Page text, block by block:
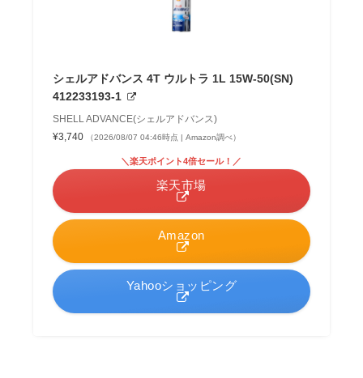
シェルアドバンス 4T ウルトラ 1L 15W-50(SN)
412233193-1
SHELL ADVANCE(シェルアドバンス)
¥3,740
（2026/08/07 04:46時点 | Amazon調べ）
Amazon
＼楽天ポイント4倍セール！／
楽天市場
Yahooショッピング